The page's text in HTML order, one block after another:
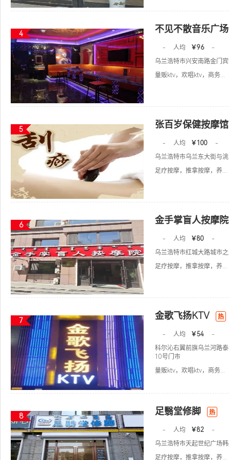
4 不见不散音乐广场
- 人均 ￥96
-
乌兰浩特市兴安南路金门
量贩ktv，欢唱ktv，商务...
5 张百岁保健按摩馆
- 人均 ￥100
-
乌兰浩特市乌兰东大街与
足疗按摩，推拿按摩，养...
6 金手掌盲人按摩院
- 人均 ￥80
-
乌兰浩特市红城大路城市
足疗按摩，推拿按摩，养...
7 金歌飞扬KTV 热
- 人均 ￥54
-
科尔沁右翼前旗乌兰河路
10号门市
量贩ktv，欢唱ktv，商务...
8 足翳堂修脚 热
- 人均 ￥82
-
乌兰浩特市天起世纪广场
足疗按摩，推拿按摩，养...